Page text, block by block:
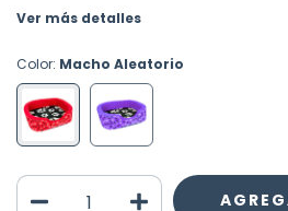
Ver más detalles
Color: Macho Aleatorio